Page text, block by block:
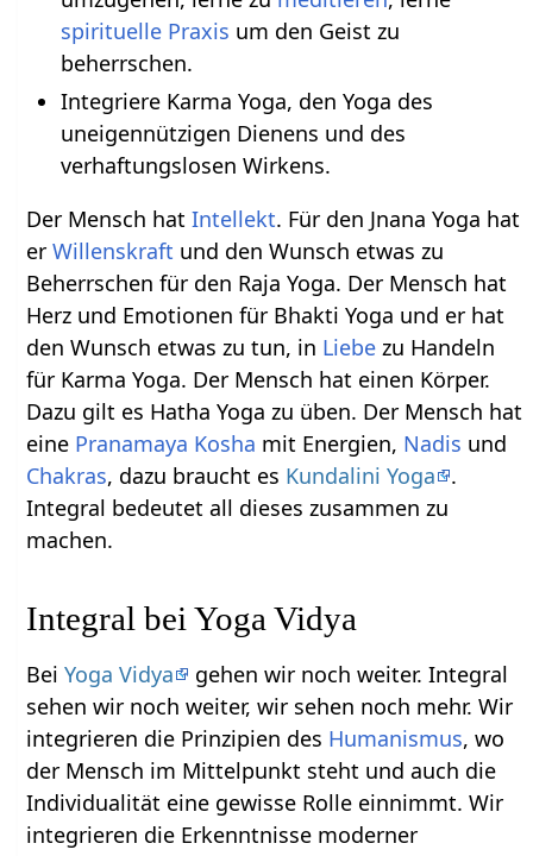
spirituelle Praxis um den Geist zu
beherrschen.
Integriere Karma Yoga, den Yoga des
uneigennützigen Dienens und des
verhaftungslosen Wirkens.
Der Mensch hatIntellekt. Für den Jnana Yoga hat
erWillenskraft und den Wunsch etwas zu
Beherrschen für den Raja Yoga. Der Mensch hat
Herz und Emotionen für Bhakti Yoga und er hat
den Wunsch etwas zu tun, in Liebe zu Handeln
für Karma Yoga. Der Mensch hat einen Körper.
Dazu gilt es Hatha Yoga zu üben. Der Mensch hat
eine Pranamaya Kosha mit Energien, Nadis und
Chakras, dazu braucht es Kundalini Yoga
.
Integral bedeutet all dieses zusammen zu
machen.
Integral bei Yoga Vidya
BeiYoga Vidya
gehen wir noch weiter. Integral
sehen wir noch weiter, wir sehen noch mehr. Wir
integrieren die Prinzipien des Humanismus, wo
der Mensch im Mittelpunkt steht und auch die
Individualität eine gewisse Rolle einnimmt. Wir
integrieren die Erkenntnisse moderner